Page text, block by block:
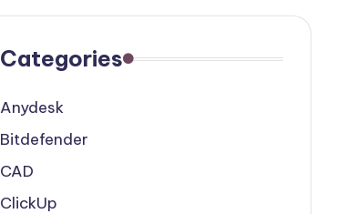
Categories
Anydesk
Bitdefender
CAD
ClickUp